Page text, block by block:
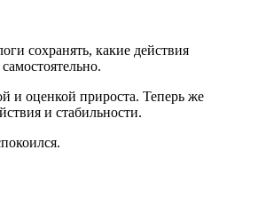
сохранять, какие действия
и оценкой прироста. Теперь же
и стабильности.